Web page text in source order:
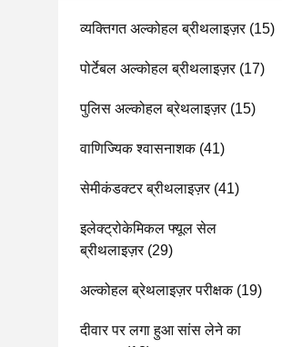
व्यक्तिगत अल्कोहल ब्रीथलाइज़र(15)
पोर्टेबल अल्कोहल ब्रीथलाइज़र(17)
पुलिस अल्कोहल ब्रेथलाइज़र(15)
वाणिज्यिक श्वासनाशक(41)
सेमीकंडक्टर ब्रीथलाइज़र(41)
इलेक्ट्रोकेमिकल फ्यूल सेल
ब्रीथलाइज़र(29)
अल्कोहल ब्रेथलाइज़र परीक्षक(19)
दीवार पर लगा हुआ सांस लेने का